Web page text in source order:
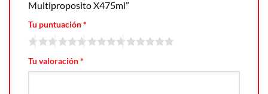
Multiproposito X475ml”
Tu puntuación*
Tu valoración*